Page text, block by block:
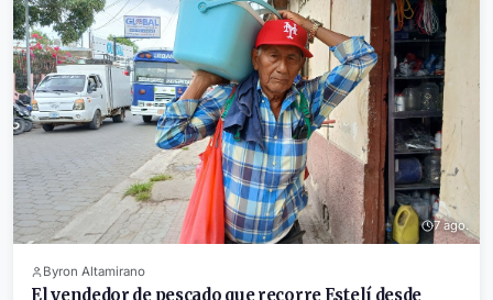
7 ago.
Byron Altamirano
El vendedor de pescado que recorre Estelí desde